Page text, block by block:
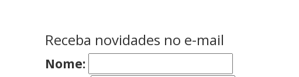
Receba novidades no e-mail
Nome: